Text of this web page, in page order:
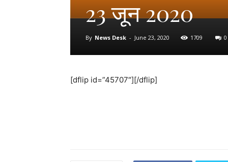
23 जून 2020
By News Desk - June 23, 2020 1709 0
[dflip id=”45707″][/dflip]